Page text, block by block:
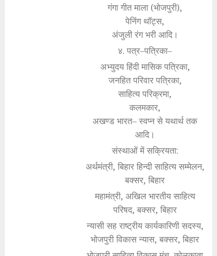
गंगा गीत माला (भोजपुरी),
पेनिंग थॉट्स,
अंजुली रंग भरी आदि।
४. पत्र–पत्रिका–
अभ्युदय हिंदी मासिक पत्रिका,
जनहित परिवार पत्रिका,
साहित्य परिक्रमा,
कलमकार,
अखण्ड भारत– स्वप्न से यथार्थ तक
आदि।
संस्थाओं में सक्रियता:
अर्थमंत्री, बिहार हिन्दी साहित्य सम्मेलन,
बक्सर, बिहार
महामंत्री, अखिल भारतीय साहित्य
परिषद, बक्सर, बिहार
न्यासी सह राष्ट्रीय कार्यकारिणी सदस्य,
भोजपुरी विकास न्यास, बक्सर, बिहार